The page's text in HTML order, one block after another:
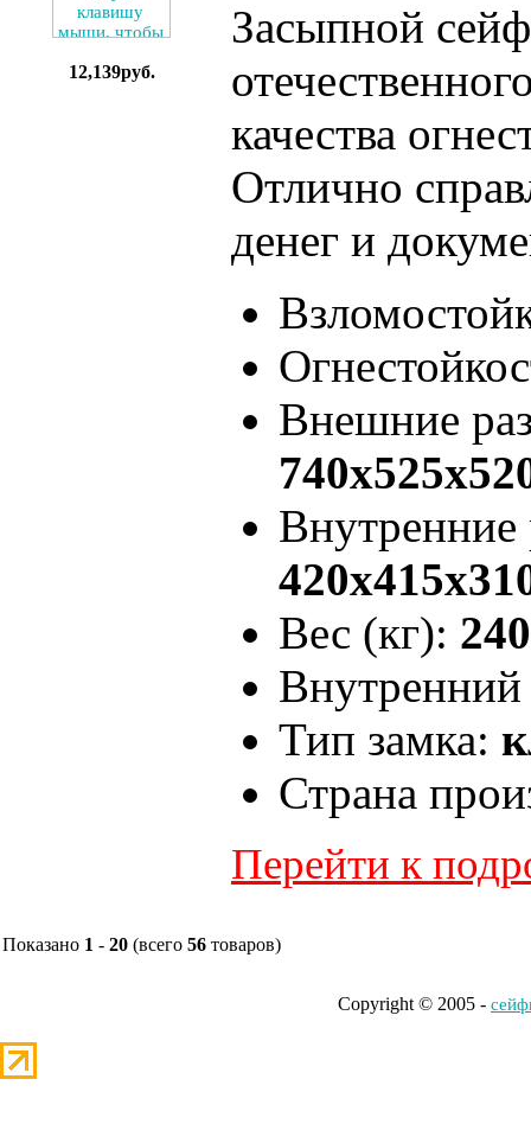
12,139руб.
Засыпной
качества
Отлично
денег и
Внешние
Вес (кг):
Тип замка:
Страна
Перейти к
Показано 1 - 20 (всего 56 товаров)
Copyright © 2005 -